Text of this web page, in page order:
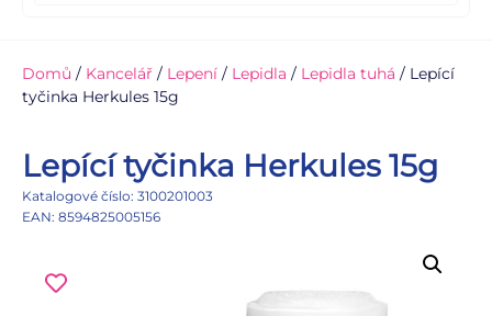
Domů / Kancelář / Lepení / Lepidla / Lepidla tuhá / Lepící
tyčinka Herkules 15g
Lepící tyčinka Herkules 15g
Katalogové číslo: 3100201003
EAN: 8594825005156